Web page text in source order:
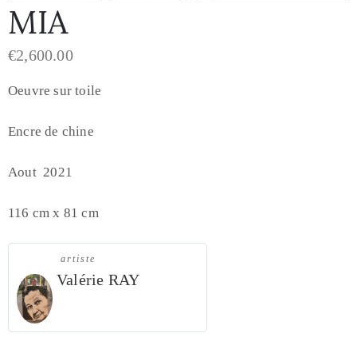
MIA
€2,600.00
Oeuvre sur toile
Encre de chine
Aout 2021
116 cm x 81 cm
artiste
Valérie RAY